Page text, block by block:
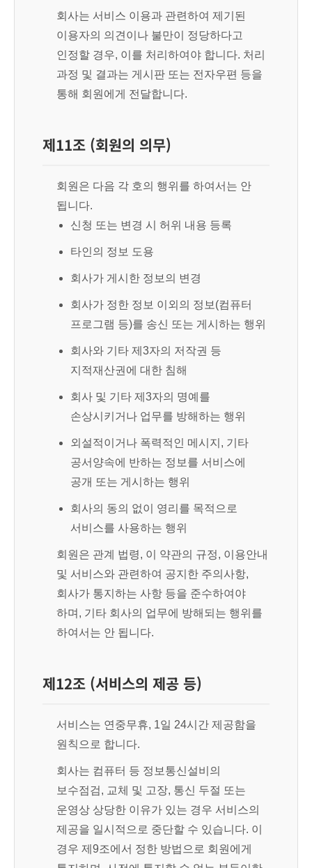
회사는 서비스 이용과 관련하여 제기된
이용자의 의견이나 불만이 정당하다고
인정할 경우, 이를 처리하여야 합니다. 처리
과정 및 결과는 게시판 또는 전자우편 등을
통해 회원에게 전달합니다.
제11조 (회원의 의무)
회원은 다음 각 호의 행위를 하여서는 안
됩니다.
신청 또는 변경 시 허위 내용 등록
타인의 정보 도용
회사가 게시한 정보의 변경
회사가 정한 정보 이외의 정보(컴퓨터
프로그램 등)를 송신 또는 게시하는 행위
회사와 기타 제3자의 저작권 등
지적재산권에 대한 침해
회사 및 기타 제3자의 명예를
손상시키거나 업무를 방해하는 행위
외설적이거나 폭력적인 메시지, 기타
공서양속에 반하는 정보를 서비스에
공개 또는 게시하는 행위
회사의 동의 없이 영리를 목적으로
서비스를 사용하는 행위
회원은 관계 법령, 이 약관의 규정, 이용안내
및 서비스와 관련하여 공지한 주의사항,
회사가 통지하는 사항 등을 준수하여야
하며, 기타 회사의 업무에 방해되는 행위를
하여서는 안 됩니다.
제12조 (서비스의 제공 등)
서비스는 연중무휴, 1일 24시간 제공함을
원칙으로 합니다.
회사는 컴퓨터 등 정보통신설비의
보수점검, 교체 및 고장, 통신 두절 또는
운영상 상당한 이유가 있는 경우 서비스의
제공을 일시적으로 중단할 수 있습니다. 이
경우 제9조에서 정한 방법으로 회원에게